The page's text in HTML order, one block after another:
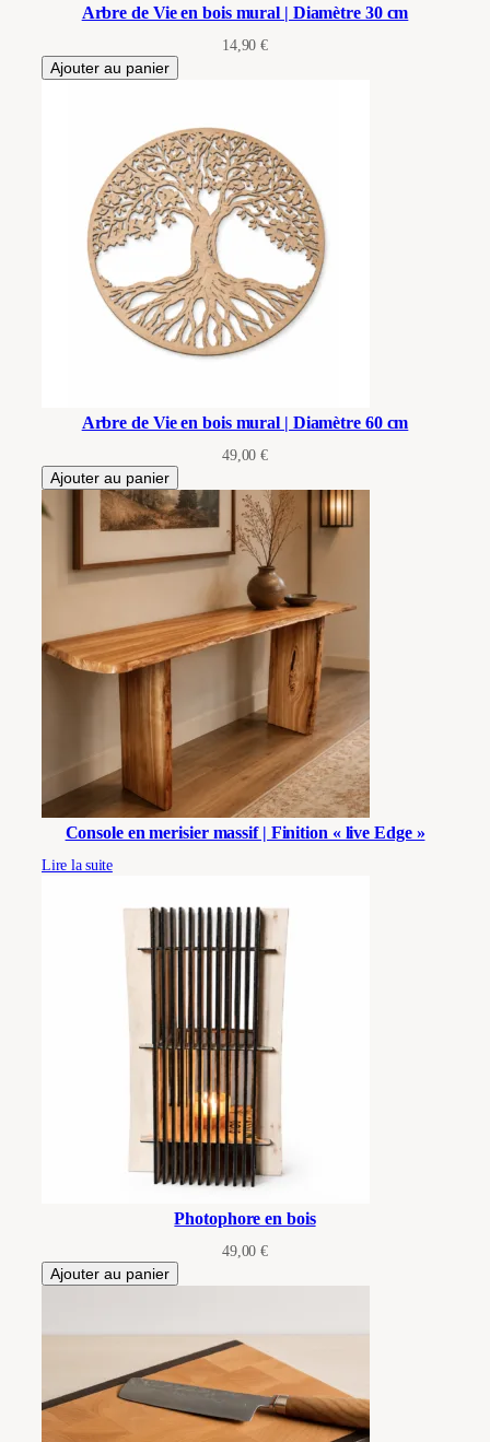
Arbre de Vie en bois mural | Diamètre 30 cm
14,90 €
Ajouter au panier
Arbre de Vie en bois mural | Diamètre 60 cm
49,00 €
Ajouter au panier
Console en merisier massif | Finition « live Edge »
Lire la suite
Photophore en bois
49,00 €
Ajouter au panier